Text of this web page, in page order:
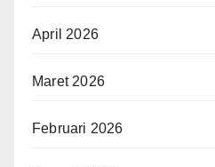
April 2026
Maret 2026
Februari 2026